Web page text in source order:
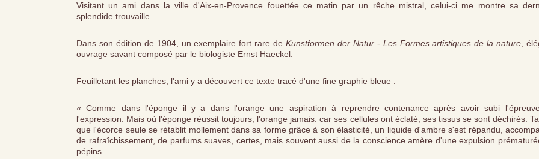
Visitant un ami dans la ville d'Aix-en-Provence fouettée ce matin par un rêche mistral, celui-ci me montre sa
splendide trouvaille.
Dans son édition de 1904, un exemplaire fort rare de Kunstformen der Natur- Les Formes artistiques de la nature ,
ouvrage savant composé par le biologiste Ernst Haeckel.
Feuilletant les planches, l'ami y a découvert ce texte tracé d'une fine graphie bleue :
« Comme dans l'éponge il y a dans l'orange une aspiration à reprendre contenance après avoir subi
l'expression. Mais où l'éponge réussit toujours, l'orange jamais: car ses cellules ont éclaté, ses tissus se sont déchirés.
que l'écorce seule se rétablit mollement dans sa forme grâce à son élasticité, un liquide d'ambre s'est répandu,
de rafraîchissement, de parfums suaves, certes, mais souvent aussi de la conscience amère d'une expulsion
pépins.